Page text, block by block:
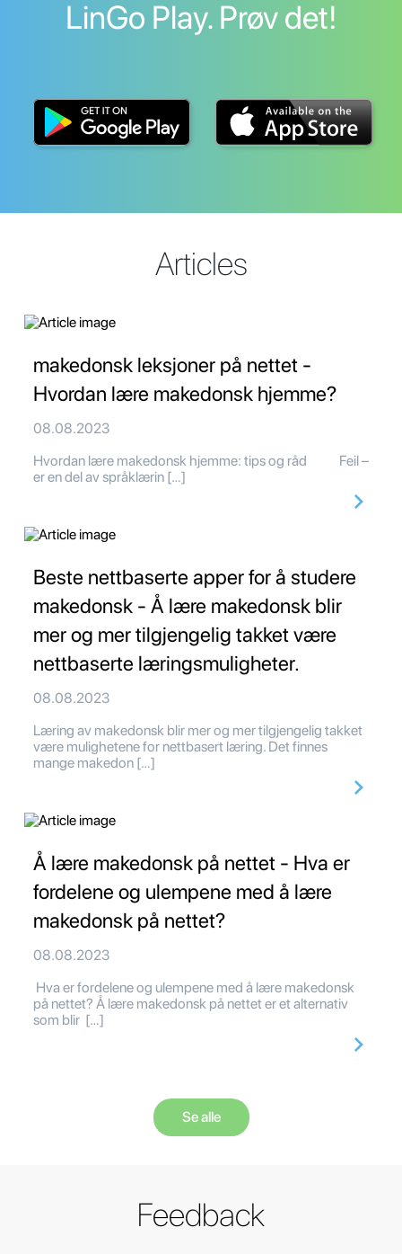
LinGo Play. Prøv det!
Articles
makedonsk leksjoner på nettet -
Hvordan lære makedonsk hjemme?
08.08.2023
Hvordan lære makedonsk hjemme: tips og råd Feil –
er en del av språklærin […]
Beste nettbaserte apper for å studere
makedonsk - Å lære makedonsk blir
mer og mer tilgjengelig takket være
nettbaserte læringsmuligheter.
08.08.2023
Læring av makedonsk blir mer og mer tilgjengelig takket
være mulighetene for nettbasert læring. Det finnes
mange makedon […]
Å lære makedonsk på nettet - Hva er
fordelene og ulempene med å lære
makedonsk på nettet?
08.08.2023
Hva er fordelene og ulempene med å lære makedonsk
på nettet? Å lære makedonsk på nettet er et alternativ
som blir […]
Se alle
Feedback